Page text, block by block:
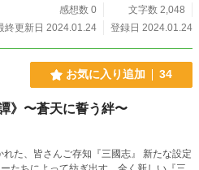
感想数 0
文字数 2,048
終更新日 2024.01.24
登録日 2024.01.24
お気に入り追加 34
》〜蒼天に誓う絆〜
た、皆さんご存知『三國志』 新たな設定